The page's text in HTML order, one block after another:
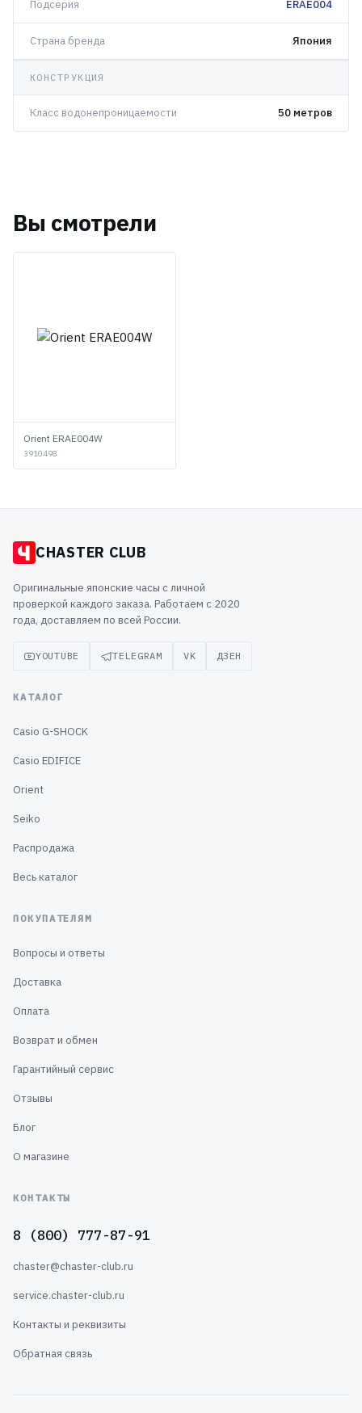
Подсерия ERAE004
Страна бренда Япония
КОНСТРУКЦИЯ
Класс водонепроницаемости 50 метров
Вы смотрели
Orient ERAE004W
3910498
CHASTER CLUB
Оригинальные японские часы с личной
проверкой каждого заказа. Работаем с 2020
года, доставляем по всей России.
YOUTUBE TELEGRAM VK ДЗЕН
КАТАЛОГ
Casio G-SHOCK
Casio EDIFICE
Orient
Seiko
Распродажа
Весь каталог
ПОКУПАТЕЛЯМ
Вопросы и ответы
Доставка
Оплата
Возврат и обмен
Гарантийный сервис
Отзывы
Блог
О магазине
КОНТАКТЫ
8 (800) 777-87-91
chaster@chaster-club.ru
service.chaster-club.ru
Контакты и реквизиты
Обратная связь